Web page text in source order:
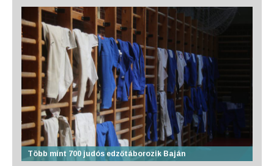
Több mint 700 judós edzőtáborozik Baján